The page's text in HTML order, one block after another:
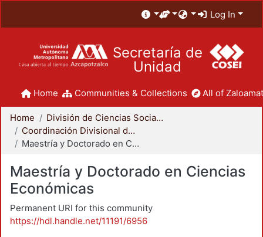
Log In
Secretaría de
Unidad
Home Communities & Collections All of
Home
División de Ciencias Sociales y Humanidades
Coordinación Divisional de Posgrado
Maestría y Doctorado en Ciencias Económicas
Maestría y Doctorado en Ciencias
Económicas
Permanent URI for this community
https://hdl.handle.net/11191/6956